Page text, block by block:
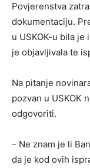
Povjerenstva
dokumentaciju.
u USKOK-u bila
je objavljivala te
Na pitanje
pozvan u USKOK
odgovoriti.
– Ne znam je li
da je kod ovih